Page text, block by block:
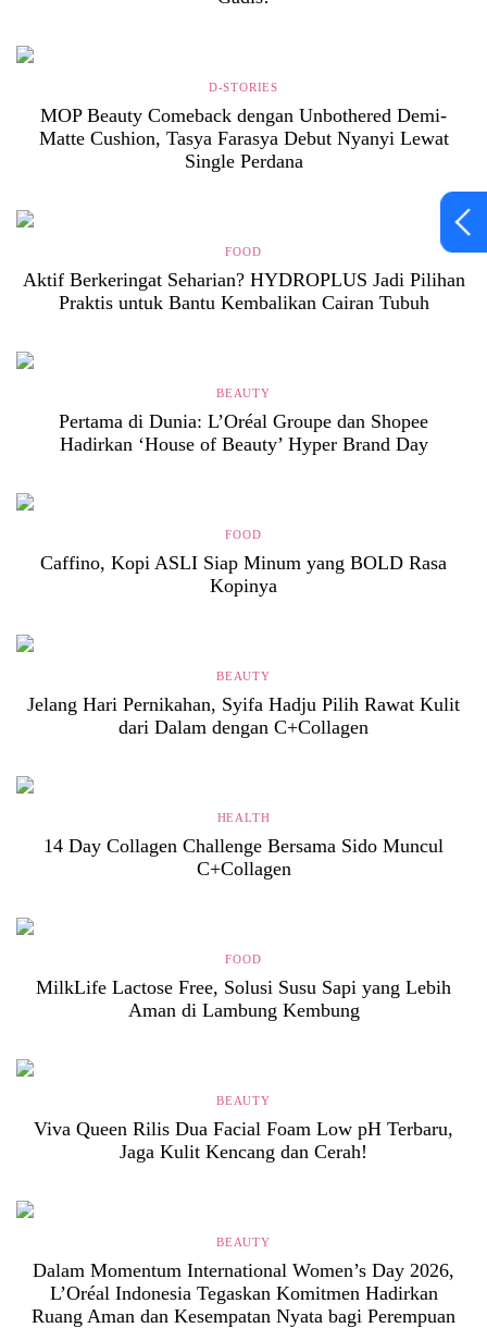
D-STORIES
MOP Beauty Comeback dengan Unbothered Demi-
Matte Cushion, Tasya Farasya Debut Nyanyi Lewat
Single Perdana
FOOD
Aktif Berkeringat Seharian? HYDROPLUS Jadi Pilihan
Praktis untuk Bantu Kembalikan Cairan Tubuh
BEAUTY
Pertama di Dunia: L’Oréal Groupe dan Shopee
Hadirkan ‘House of Beauty’ Hyper Brand Day
FOOD
Caffino, Kopi ASLI Siap Minum yang BOLD Rasa
Kopinya
BEAUTY
Jelang Hari Pernikahan, Syifa Hadju Pilih Rawat Kulit
dari Dalam dengan C+Collagen
HEALTH
14 Day Collagen Challenge Bersama Sido Muncul
C+Collagen
FOOD
MilkLife Lactose Free, Solusi Susu Sapi yang Lebih
Aman di Lambung Kembung
BEAUTY
Viva Queen Rilis Dua Facial Foam Low pH Terbaru,
Jaga Kulit Kencang dan Cerah!
BEAUTY
Dalam Momentum International Women’s Day 2026,
L’Oréal Indonesia Tegaskan Komitmen Hadirkan
Ruang Aman dan Kesempatan Nyata bagi Perempuan